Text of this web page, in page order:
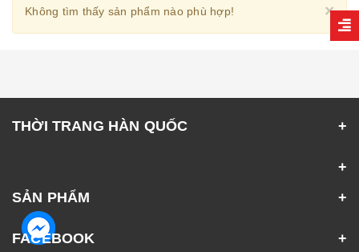
×
Không tìm thấy sản phẩm nào phù hợp!
THỜI TRANG HÀN QUỐC
SẢN PHẨM
FACEBOOK